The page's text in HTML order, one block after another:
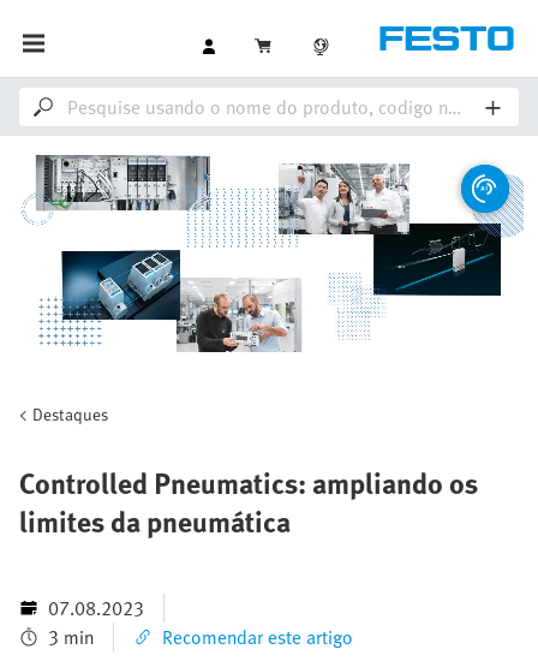
Destaques
Controlled Pneumatics: ampliando os
limites da pneumática
07.08.2023
3 min
Recomendar este artigo